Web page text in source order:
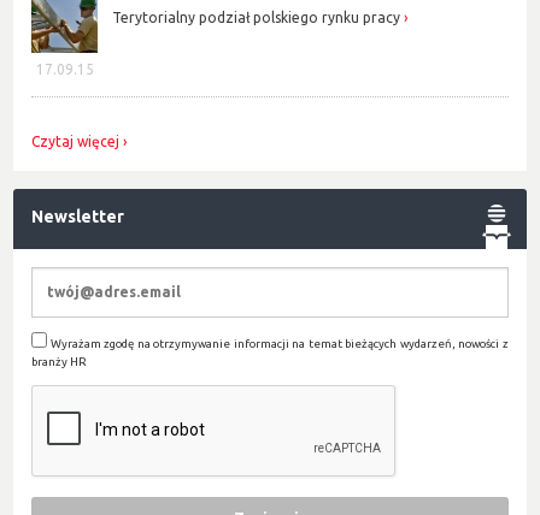
17.09.15
Terytorialny podział polskiego rynku pracy
Czytaj więcej
Newsletter
Wyrażam zgodę na otrzymywanie informacji na temat bieżących wydarzeń, nowości z
branży HR